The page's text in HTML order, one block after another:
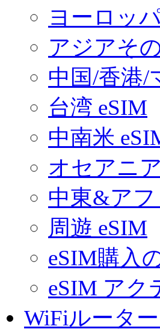
ヨーロッ
アジアそ
中国/香港/
台湾 eSIM
中南米
オセアニ
中東&アフ
周遊 eSIM
eSIM購入
eSIM アク
WiFiルータ